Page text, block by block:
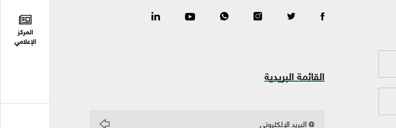
المركز
الإعلامي
القائمة البريدية